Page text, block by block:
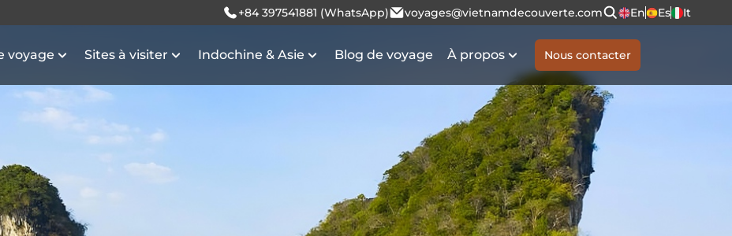
+84 397541881 (WhatsApp) voyages@vietnamdecouverte.com En Es It
voyage Sites à visiter Indochine & Asie Blog de voyage À propos Nous contacter